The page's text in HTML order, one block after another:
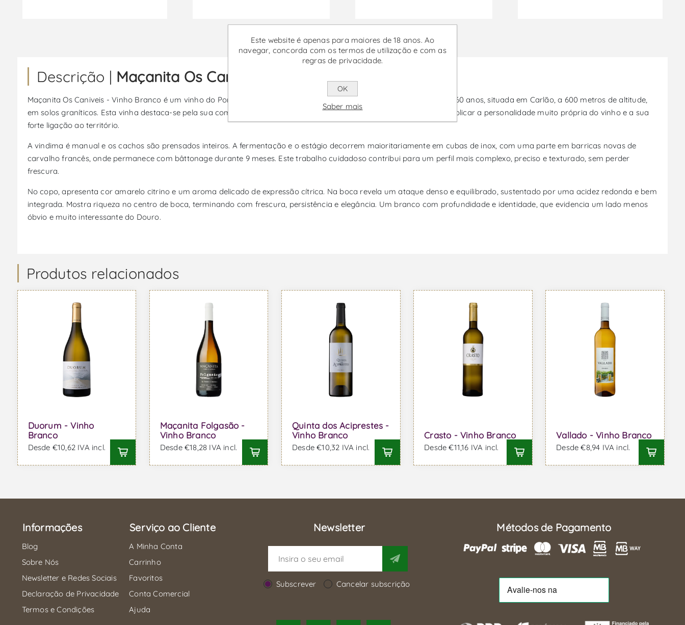
Promoções disponíveis de 30/06/2026 a 30/09/2026
Descrição | Maçanita Os Caniveis - Vinho Branco
Maçanita Os Caniveis - Vinho Branco é um vinho do Porto e Douro que nasce de uma pequena parcela com cerca de 60 anos, situada em Carlão, a 600 metros de altitude,
em solos graníticos. Esta vinha destaca-se pela sua composição rara de 17 castas, um detalhe invulgar que ajuda a explicar a personalidade muito própria do vinho e a sua
forte ligação ao território.
A vindima é manual e os cachos são prensados inteiros. A fermentação e o estágio decorrem maioritariamente em cubas de inox, com uma parte em barricas novas de
carvalho francês, onde permanece com bâttonage durante 9 meses. Este trabalho cuidadoso contribui para um perfil mais complexo, preciso e texturado, sem perder
frescura.
No copo, apresenta cor amarelo citrino e um aroma delicado de expressão cítrica. Na boca revela um ataque denso e equilibrado, sustentado por uma acidez redonda e bem
integrada. Mostra riqueza no centro de boca, terminando com frescura, persistência e elegância. Um branco com profundidade e identidade, que evidencia um lado menos
óbvio e muito interessante do Douro.
Produtos relacionados
Duorum - Vinho
Branco
Desde €10,62 IVA incl.
Maçanita Folgasão -
Vinho Branco
Desde €18,28 IVA incl.
Quinta dos Aciprestes -
Vinho Branco
Desde €10,32 IVA incl.
Crasto - Vinho Branco
Desde €11,16 IVA incl.
Vallado - Vinho Branco
Desde €8,94 IVA incl.
Informações
Blog
Sobre Nós
Newsletter e Redes Sociais
Declaração de Privacidade
Termos e Condições
Serviço ao Cliente
A Minha Conta
Carrinho
Favoritos
Conta Comercial
Ajuda
Newsletter
Subscrever Cancelar subscrição
Métodos de Pagamento
Este website é apenas para maiores de 18 anos. Ao
navegar, concorda com os termos de utilização e com as
regras de privacidade.
OK
Saber mais